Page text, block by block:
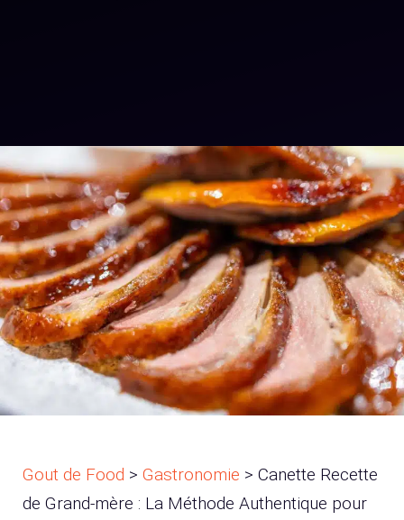
Gout de Food > Gastronomie > Canette Recette
de Grand-mère : La Méthode Authentique pour